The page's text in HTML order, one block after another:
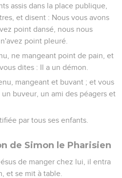
assis dans la place publique,
et disent : Nous vous avons
point dansé, nous nous
point pleuré.
ne mangeant point de pain, et
dites : Il a un démon.
mangeant et buvant ; et vous
buveur, un ami des péagers et
par tous ses enfants.
de Simon le Pharisien
de manger chez lui, il entra
et se mit à table.